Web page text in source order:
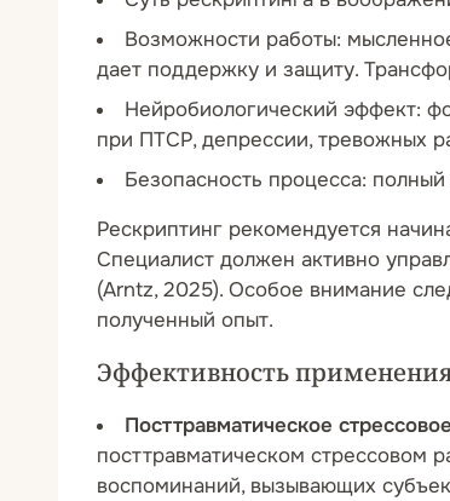
Возможности работы:
дает поддержку и защиту.
Нейробиологический эффект:
при ПТСР, депрессии, тревожных
Безопасность процесса:
Рескриптинг рекомендуется
Специалист должен активно
(Arntz, 2025). Особое внимание
полученный опыт.
Эффективность
Посттравматическое
посттравматическом стрессовом
воспоминаний, вызывающих